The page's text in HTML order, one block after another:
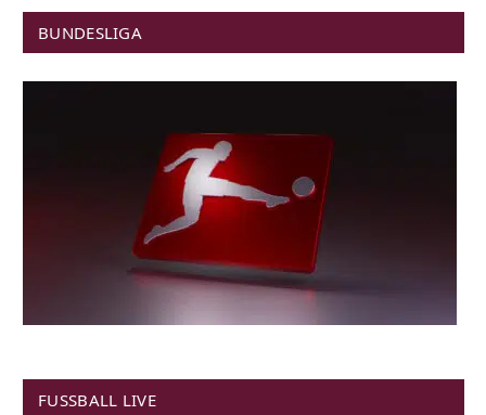
BUNDESLIGA
FUSSBALL LIVE